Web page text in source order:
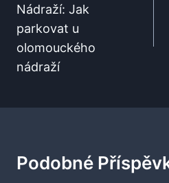
Příspěvek
Nádraží: Jak
parkovat u
olomouckého
nádraží
Podobné